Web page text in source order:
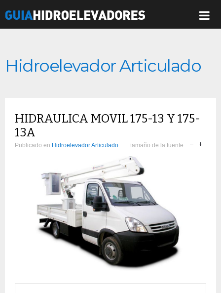
Hidroelevador Articulado
HIDRAULICA MOVIL 175-13 Y 175-
13A
Publicado en Hidroelevador Articulado tamaño de la fuente